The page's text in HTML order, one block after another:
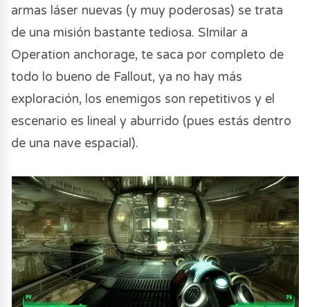
armas láser nuevas (y muy poderosas) se trata
de una misión bastante tediosa. SImilar a
Operation anchorage, te saca por completo de
todo lo bueno de Fallout, ya no hay más
exploración, los enemigos son repetitivos y el
escenario es lineal y aburrido (pues estás dentro
de una nave espacial).